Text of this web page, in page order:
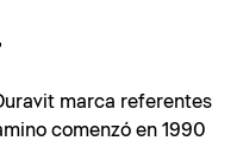
marca referentes
comenzó en 1990